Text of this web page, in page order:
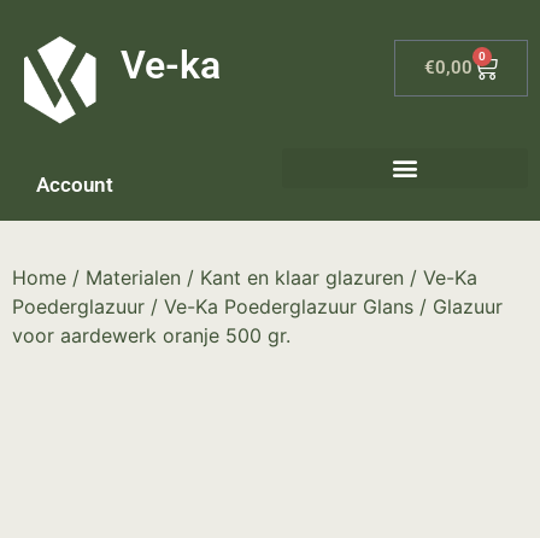
Ve-ka €0,00
0
Account
Home / Materialen / Kant en klaar glazuren / Ve-Ka
Poederglazuur / Ve-Ka Poederglazuur Glans / Glazuur
voor aardewerk oranje 500 gr.